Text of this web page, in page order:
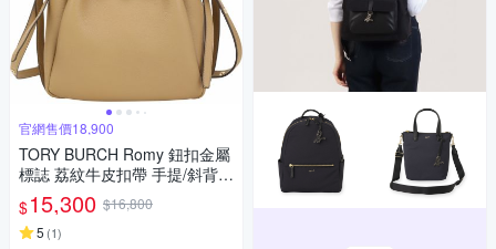
官網售價18,900
TORY BURCH Romy 鈕扣金屬
標誌 荔紋牛皮扣帶 手提/斜背水
桶包(駝色)
$15,300 $16,800
5 (1)